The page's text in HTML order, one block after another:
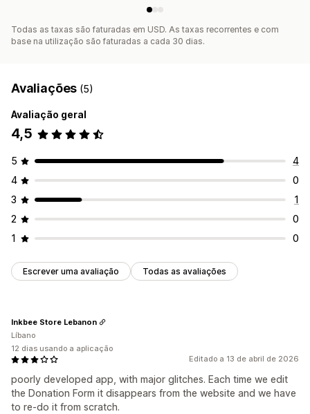
Todas as taxas são faturadas em USD. As taxas recorrentes e com
base na utilização são faturadas a cada 30 dias.
Avaliações (5)
Avaliação geral
4,5
5
4
4
0
3
1
2
0
1
0
Escrever uma avaliação Todas as avaliações
Editado a 13 de abril de 2026
poorly developed app, with major glitches. Each time we edit
the Donation Form it disappears from the website and we have
to re-do it from scratch.
Inkbee Store Lebanon
Líbano
12 dias usando a aplicação